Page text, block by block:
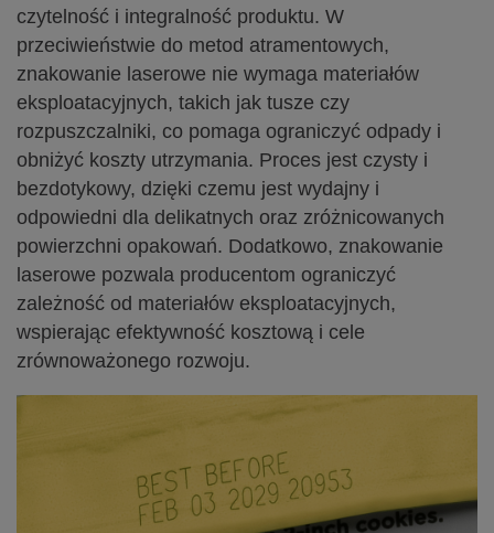
czytelność i integralność produktu. W
przeciwieństwie do metod atramentowych,
znakowanie laserowe nie wymaga materiałów
eksploatacyjnych, takich jak tusze czy
rozpuszczalniki, co pomaga ograniczyć odpady i
obniżyć koszty utrzymania. Proces jest czysty i
bezdotykowy, dzięki czemu jest wydajny i
odpowiedni dla delikatnych oraz zróżnicowanych
powierzchni opakowań. Dodatkowo, znakowanie
laserowe pozwala producentom ograniczyć
zależność od materiałów eksploatacyjnych,
wspierając efektywność kosztową i cele
zrównoważonego rozwoju.